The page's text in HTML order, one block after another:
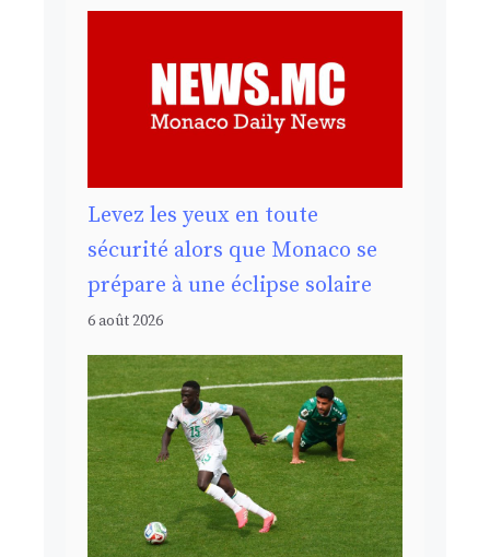
Levez les yeux en toute
sécurité alors que Monaco se
prépare à une éclipse solaire
6 août 2026